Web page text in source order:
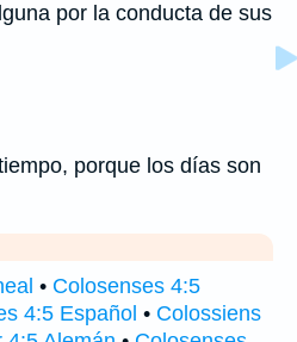
por la conducta de sus
porque los días son
• Colosenses 4:5
4:5 Español • Colossiens